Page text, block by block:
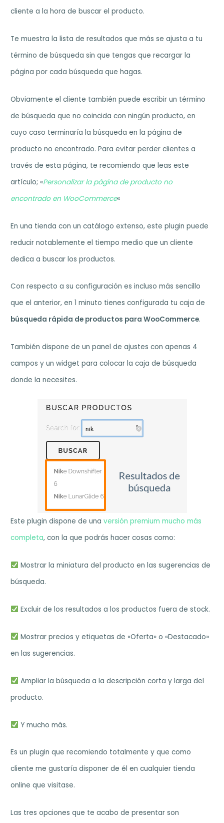
cliente a la hora de buscar el producto.
Te muestra la lista de resultados que más se ajusta a tu
término de búsqueda sin que tengas que recargar la
página por cada búsqueda que hagas.
Obviamente el cliente también puede escribir un término
de búsqueda que no coincida con ningún producto, en
cuyo caso terminaría la búsqueda en la página de
producto no encontrado. Para evitar perder clientes a
través de esta página, te recomiendo que leas este
artículo; «Personalizar la página de producto no
encontrado en WooCommerce«
En una tienda con un catálogo extenso, este plugin puede
reducir notablemente el tiempo medio que un cliente
dedica a buscar los productos.
Con respecto a su configuración es incluso más sencillo
que el anterior, en 1 minuto tienes configurada tu caja de
búsqueda rápida de productos para WooCommerce.
También dispone de un panel de ajustes con apenas 4
campos y un widget para colocar la caja de búsqueda
donde la necesites.
Este plugin dispone de unaversión premium mucho más
completa, con la que podrás hacer cosas como:
Mostrar la miniatura del producto en las sugerencias de
búsqueda.
Excluir de los resultados a los productos fuera de stock.
Mostrar precios y etiquetas de «Oferta» o «Destacado»
en las sugerencias.
Ampliar la búsqueda a la descripción corta y larga del
producto.
Y mucho más.
Es un plugin que recomiendo totalmente y que como
cliente me gustaría disponer de él en cualquier tienda
online que visitase.
Las tres opciones que te acabo de presentar son